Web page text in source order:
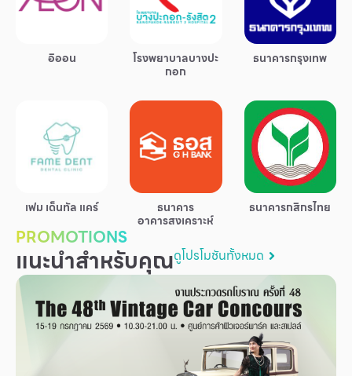
กิจกรรมและโปรโมชั่น
แผนผังร้านค้า
บริการ
เพื่อสังคม
ฟิวเจอร์ซิตี้
IR
เกี่ยวกับเรา
อิออน โรงพยาบาลบางปะ
กอก
ธนาคารกรุงเทพ
เฟม เด็นทัล แคร์ ธนาคาร
อาคารสงเคราะห์
ธนาคารกสิกรไทย
PROMOTIONS
แนะนำสำหรับคุณดูโปรโมชันทั้งหมด